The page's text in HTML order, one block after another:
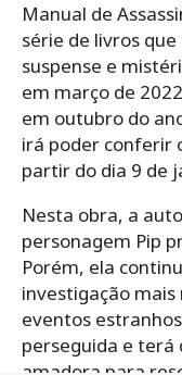
Manual de
série de livros
suspense e
em março de
em outubro do
irá poder conferir
partir do dia 9 de
Nesta obra, a
personagem Pip
Porém, ela
investigação mais
eventos
perseguida e